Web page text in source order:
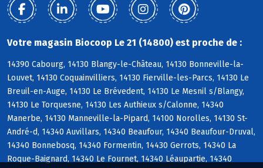
Votre magasin Biocoop Le 21 (14800) est proche de :
14390 Cabourg, 14130 Blangy-le-Château, 14130 Bonneville-la-
Louvet, 14130 Coquainvilliers, 14130 Fierville-les-Parcs, 14130 Le
Breuil-en-Auge, 14130 Le Brévedent, 14130 Le Mesnil s/Blangy,
14130 Le Torquesne, 14130 Les Authieux s/Calonne, 14340
Manerbe, 14130 Manneville-la-Pipard, 14100 Norolles, 14130 St-
André-d, 14340 Auvillars, 14340 Beaufour, 14340 Beaufour-Druval,
14340 Bonnebosq, 14340 Formentin, 14430 Gerrots, 14340 La
Roque-Baignard, 14340 Le Fournet, 14340 Léaupartie, 14340